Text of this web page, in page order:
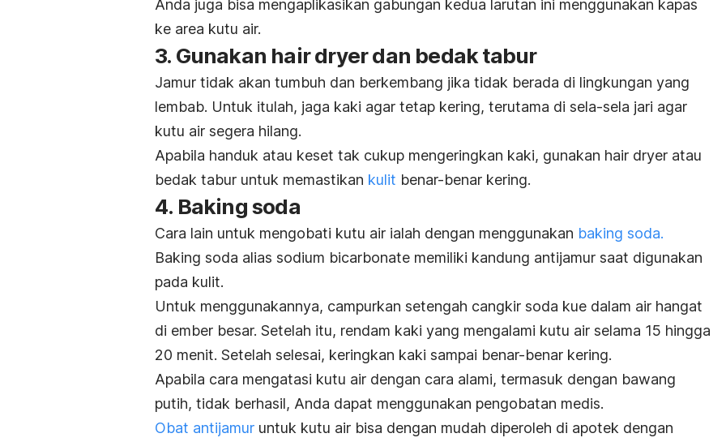
Anda juga bisa mengaplikasikan gabungan kedua larutan ini menggunakan kapas
ke area kutu air.
3. Gunakan hair dryerdan bedak tabur
Jamur tidak akan tumbuh dan berkembang jika tidak berada di lingkungan yang
lembab. Untuk itulah, jaga kaki agar tetap kering, terutama di sela-sela jari agar
kutu air segera hilang.
Apabila handuk atau keset tak cukup mengeringkan kaki, gunakan hair dryer atau
bedak tabur untuk memastikan kulit benar-benar kering.
4. Baking soda
Cara lain untuk mengobati kutu air ialah dengan menggunakan baking soda.
Baking soda alias sodium bicarbonate memiliki kandung antijamur saat digunakan
pada kulit.
Untuk menggunakannya, campurkan setengah cangkir soda kue dalam air hangat
di ember besar. Setelah itu, rendam kaki yang mengalami kutu air selama 15 hingga
20 menit. Setelah selesai, keringkan kaki sampai benar-benar kering.
Apabila cara mengatasi kutu air dengan cara alami, termasuk dengan bawang
putih, tidak berhasil, Anda dapat menggunakan pengobatan medis.
Obat antijamur untuk kutu air bisa dengan mudah diperoleh di apotek dengan